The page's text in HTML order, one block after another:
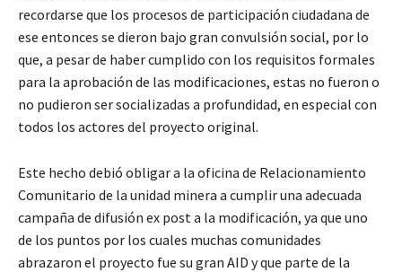
recordarse que los procesos de participación ciudadana de
ese entonces se dieron bajo gran convulsión social, por lo
que, a pesar de haber cumplido con los requisitos formales
para la aprobación de las modificaciones, estas no fueron o
no pudieron ser socializadas a profundidad, en especial con
todos los actores del proyecto original.
Este hecho debió obligar a la oficina de Relacionamiento
Comunitario de la unidad minera a cumplir una adecuada
campaña de difusión ex post a la modificación, ya que uno
de los puntos por los cuales muchas comunidades
abrazaron el proyecto fue su gran AID y que parte de la